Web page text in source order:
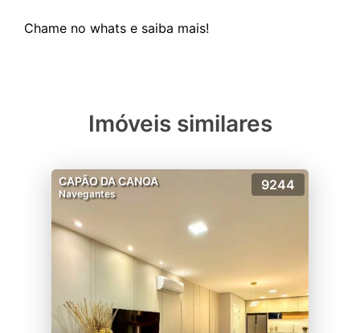
Imóveis similares
CAPÃO DA CANOA
Navegantes
9244